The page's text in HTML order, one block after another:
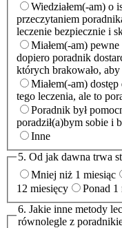
Wiedziałem(-am) o
przeczytaniem
leczenie bezpiecznie i
Miałem(-am)
dopiero poradnik
których brakowało, aby
Miałem(-am)
tego leczenia, ale to
Poradnik był
poradził(a)bym sobie i
Inne
5. Od jak dawna trwa
Mniej niż 1 miesiąc
12 miesięcy
Ponad 1
6. Jakie inne metody
równolegle z